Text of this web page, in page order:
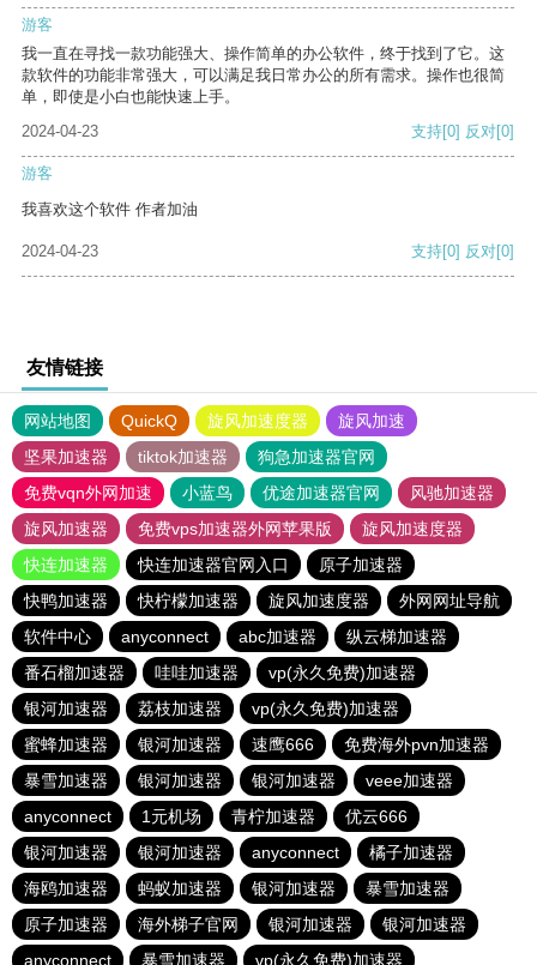
游客
我一直在寻找一款功能强大、操作简单的办公软件，终于找到了它。这
款软件的功能非常强大，可以满足我日常办公的所有需求。操作也很简
单，即使是小白也能快速上手。
2024-04-23
支持[0] 反对[0]
游客
我喜欢这个软件 作者加油
2024-04-23 支持[0] 反对[0]
友情链接
网站地图 QuickQ 旋风加速度器
旋风加速
坚果加速器
tiktok加速器
狗急加速器官网
免费vqn外网加速
小蓝鸟 优途加速器官网
风驰加速器
旋风加速器
免费vps加速器外网苹果版
旋风加速度器
快连加速器
快连加速器官网入口
原子加速器
快鸭加速器
快柠檬加速器 旋风加速度器
外网网址导航
软件中心
anyconnect abc加速器
纵云梯加速器
番石榴加速器
哇哇加速器
vp(永久免费)加速器
银河加速器
荔枝加速器
vp(永久免费)加速器
蜜蜂加速器
银河加速器 速鹰666
免费海外pvn加速器
暴雪加速器
银河加速器 银河加速器
veee加速器
anyconnect
1元机场 青柠加速器
优云666
银河加速器
银河加速器 anyconnect
橘子加速器
海鸥加速器
蚂蚁加速器 银河加速器
暴雪加速器
原子加速器
海外梯子官网 银河加速器
银河加速器
anyconnect
暴雪加速器 vp(永久免费)加速器